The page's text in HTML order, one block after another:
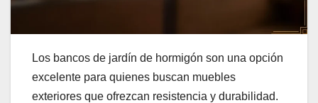
Los bancos de jardín de hormigón son una opción
excelente para quienes buscan muebles
exteriores que ofrezcan resistencia y durabilidad.